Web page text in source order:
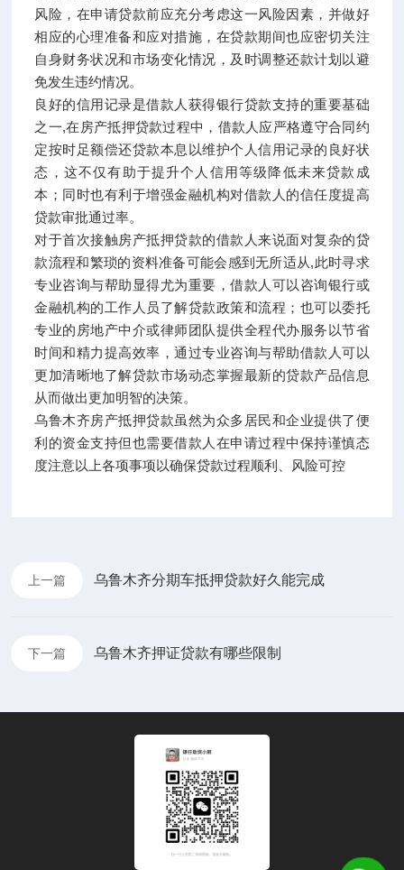
风险，在申请贷款前应充分考虑这一风险因素，并做好
相应的心理准备和应对措施，在贷款期间也应密切关注
自身财务状况和市场变化情况，及时调整还款计划以避
免发生违约情况。
良好的信用记录是借款人获得银行贷款支持的重要基础
之一,在房产抵押贷款过程中，借款人应严格遵守合同约
定按时足额偿还贷款本息以维护个人信用记录的良好状
态，这不仅有助于提升个人信用等级降低未来贷款成
本；同时也有利于增强金融机构对借款人的信任度提高
贷款审批通过率。
对于首次接触房产抵押贷款的借款人来说面对复杂的贷
款流程和繁琐的资料准备可能会感到无所适从,此时寻求
专业咨询与帮助显得尤为重要，借款人可以咨询银行或
金融机构的工作人员了解贷款政策和流程；也可以委托
专业的房地产中介或律师团队提供全程代办服务以节省
时间和精力提高效率，通过专业咨询与帮助借款人可以
更加清晰地了解贷款市场动态掌握最新的贷款产品信息
从而做出更加明智的决策。
乌鲁木齐房产抵押贷款虽然为众多居民和企业提供了便
利的资金支持但也需要借款人在申请过程中保持谨慎态
度注意以上各项事项以确保贷款过程顺利、风险可控
上一篇 乌鲁木齐分期车抵押贷款好久能完成
下一篇 乌鲁木齐押证贷款有哪些限制